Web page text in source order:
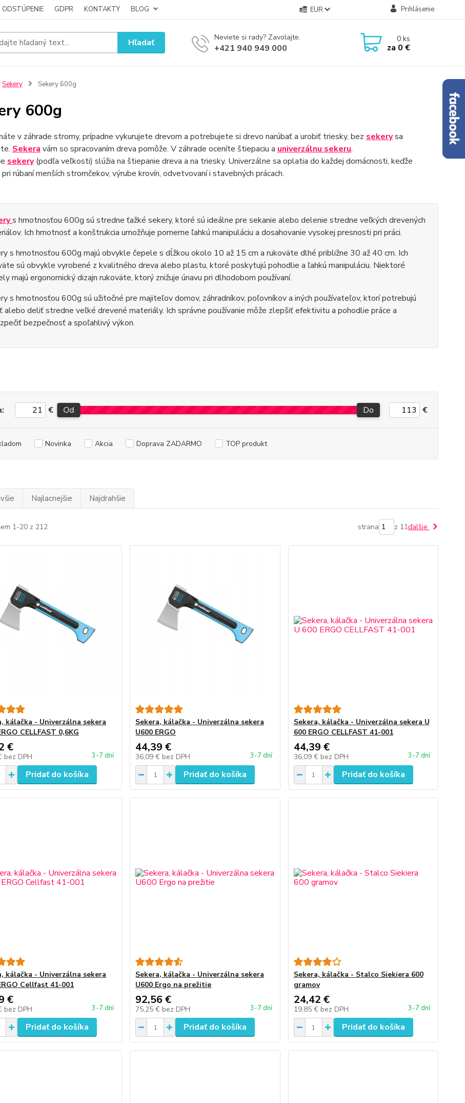
GDPR KONTAKTY BLOG EUR Prihlásenie
Hľadať Neviete si rady? Zavolajte.
+421 940 949 000
0ks
za 0 €
Sekery Sekery 600g
600g
v záhrade stromy, prípadne vykurujete drevom a potrebujete si drevo narúbať a urobiť triesky, bez sekerysa
Sekera vám so spracovaním dreva pomôže. V záhrade oceníte štiepaciu a univerzálnu sekeru.
sekery(podľa veľkosti) slúžia na štiepanie dreva a na triesky. Univerzálne sa oplatia do každej domácnosti, keďže
rúbaní menších stromčekov, výrube krovín, odvetvovaní i stavebných prácach.
s hmotnosťou 600g sú stredne ťažké sekery, ktoré sú ideálne pre sekanie alebo delenie stredne veľkých drevených
Ich hmotnosť a konštrukcia umožňuje pomerne ľahkú manipuláciu a dosahovanie vysokej presnosti pri práci.
s hmotnosťou 600g majú obvykle čepele s dĺžkou okolo 10 až 15 cm a rukoväte dlhé približne 30 až 40 cm. Ich
sú obvykle vyrobené z kvalitného dreva alebo plastu, ktoré poskytujú pohodlie a ľahkú manipuláciu. Niektoré
majú ergonomický dizajn rukoväte, ktorý znižuje únavu pri dlhodobom používaní.
s hmotnosťou 600g sú užitočné pre majiteľov domov, záhradníkov, poľovníkov a iných používateľov, ktorí potrebujú
alebo deliť stredne veľké drevené materiály. Ich správne používanie môže zlepšiť efektivitu a pohodlie práce a
bezpečnosť a spoľahlivý výkon.
€ Od Do €
Novinka Akcia Doprava ZADARMO TOP produkt
Najlacnejšie Najdrahšie
1-20 z 212 strana z 11ďalšie
kálačka - Univerzálna sekera
CELLFAST 0,6KG
€
bez DPH 3-7 dní
Pridať do košíka
Sekera, kálačka - Univerzálna sekera
U600 ERGO
44,39 €
36,09 € bez DPH 3-7 dní
Pridať do košíka
Sekera, kálačka - Univerzálna sekera U
600 ERGO CELLFAST 41-001
44,39 €
36,09 € bez DPH 3-7 dní
Pridať do košíka
kálačka - Univerzálna sekera
Cellfast 41-001
€
bez DPH 3-7 dní
Pridať do košíka
Sekera, kálačka - Univerzálna sekera
U600 Ergo na prežitie
92,56 €
75,25 € bez DPH 3-7 dní
Pridať do košíka
Sekera, kálačka - Stalco Siekiera 600
gramov
24,42 €
19,85 € bez DPH 3-7 dní
Pridať do košíka